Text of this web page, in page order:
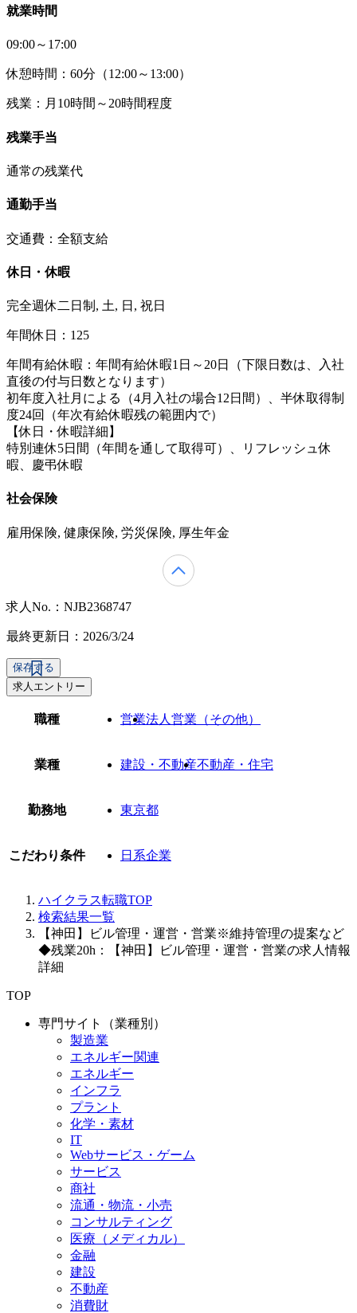
就業時間
09:00～17:00
休憩時間：60分（12:00～13:00）
残業：月10時間～20時間程度
残業手当
通常の残業代
通勤手当
交通費：全額支給
休日・休暇
完全週休二日制, 土, 日, 祝日
年間休日：125
年間有給休暇：年間有給休暇1日～20日（下限日数は、入社
直後の付与日数となります）
初年度入社月による（4月入社の場合12日間）、半休取得制
度24回（年次有給休暇残の範囲内で）
【休日・休暇詳細】
特別連休5日間（年間を通して取得可）、リフレッシュ休
暇、慶弔休暇
社会保険
雇用保険, 健康保険, 労災保険, 厚生年金
求人No.：NJB2368747
最終更新日：2026/3/24
保存する
求人エントリー
職種 営業法人営業（その他）
業種 建設・不動産不動産・住宅
勤務地 東京都
こだわり条件 日系企業
ハイクラス転職TOP
検索結果一覧
【神田】ビル管理・運営・営業※維持管理の提案など
◆残業20h：【神田】ビル管理・運営・営業の求人情報
詳細
TOP
専門サイト（業種別）
製造業
エネルギー関連
エネルギー
インフラ
プラント
化学・素材
IT
Webサービス・ゲーム
サービス
商社
流通・物流・小売
コンサルティング
医療（メディカル）
金融
建設
不動産
消費財